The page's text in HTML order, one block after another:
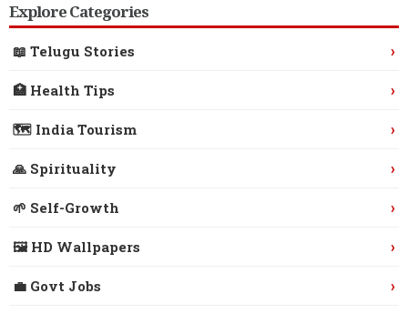
Explore Categories
📖 Telugu Stories ›
🏥 Health Tips ›
🗺️ India Tourism ›
🙏 Spirituality ›
🌱 Self-Growth ›
🖼️ HD Wallpapers ›
💼 Govt Jobs ›